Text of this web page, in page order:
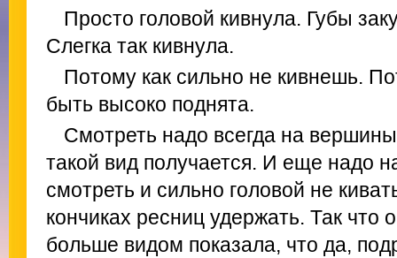
Просто головой кивнула. Губы
Слегка так кивнула.
Потому как сильно не кивнешь.
быть высоко поднята.
Смотреть надо всегда на
такой вид получается. И еще надо
смотреть и сильно головой не
кончиках ресниц удержать. Так что
больше видом показала, что да,